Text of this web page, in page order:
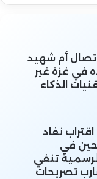
أم شهيد
في غزة غير
الذكاء
نفاد
في
تنفي
تصريحات